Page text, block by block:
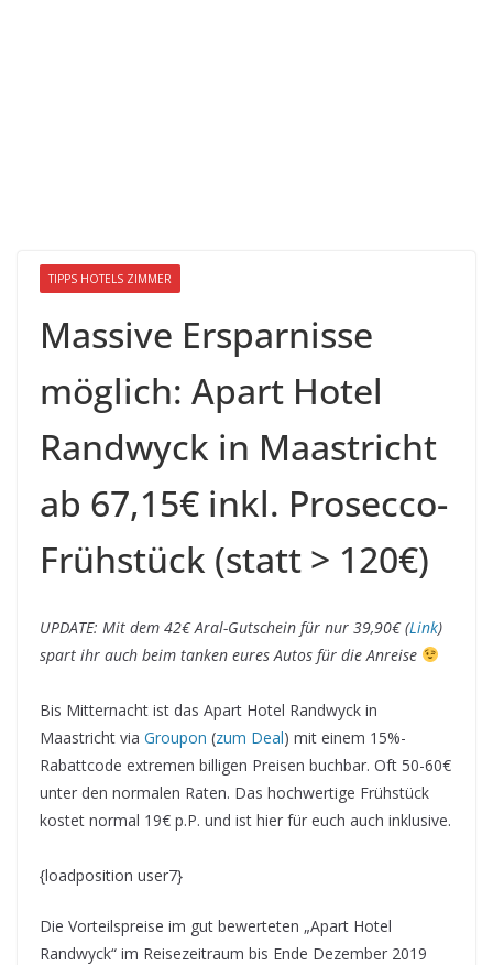
TIPPS HOTELS ZIMMER
Massive Ersparnisse
möglich: Apart Hotel
Randwyck in Maastricht
ab 67,15€ inkl. Prosecco-
Frühstück (statt > 120€)
UPDATE: Mit dem 42€ Aral-Gutschein für nur 39,90€ (Link)
spart ihr auch beim tanken eures Autos für die Anreise
Bis Mitternacht ist das Apart Hotel Randwyck in
Maastricht via Groupon (zum Deal) mit einem 15%-
Rabattcode extremen billigen Preisen buchbar. Oft 50-60€
unter den normalen Raten. Das hochwertige Frühstück
kostet normal 19€ p.P. und ist hier für euch auch inklusive.
{loadposition user7}
Die Vorteilspreise im gut bewerteten „Apart Hotel
Randwyck“ im Reisezeitraum bis Ende Dezember 2019